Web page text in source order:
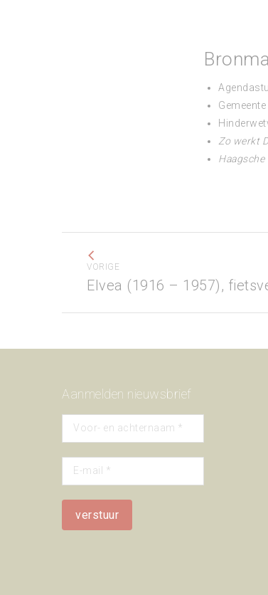
Zo werkt
Haagsche
navigation
VORIGE
Previous
Elvea (1916 – 1957),
Aanmelden nieuwsbrief